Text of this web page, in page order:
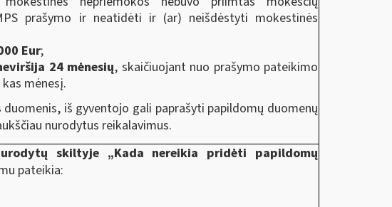
prašymo ir neatidėti ir (ar) neišdėstyti mokestinės
Eur;
24 mėnesių, skaičiuojant nuo prašymo pateikimo
mėnesį.
iš gyventojo gali paprašyti papildomų duomenų
nurodytus reikalavimus.
skiltyje „Kada nereikia pridėti papildomų
pateikia: